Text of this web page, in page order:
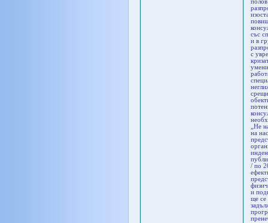
със
и в
с
„Не
на
/ по
и
ще се